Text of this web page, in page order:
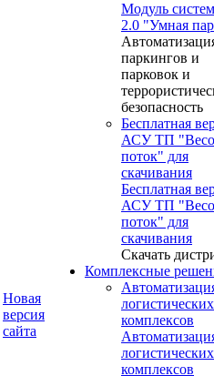
Новая
версия
сайта
Модуль
2.0 "Умная
паркингов и
парковок и
безопасность
Бесплатная
АСУ ТП
поток" для
скачивания
Бесплатная
АСУ ТП
поток" для
скачивания
Скачать
Комплексные
логистических
комплексов
логистических
комплексов